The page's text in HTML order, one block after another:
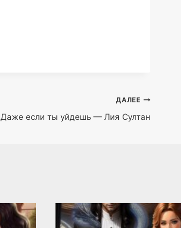
ДАЛЕЕ
Даже если ты уйдешь — Лия Султан